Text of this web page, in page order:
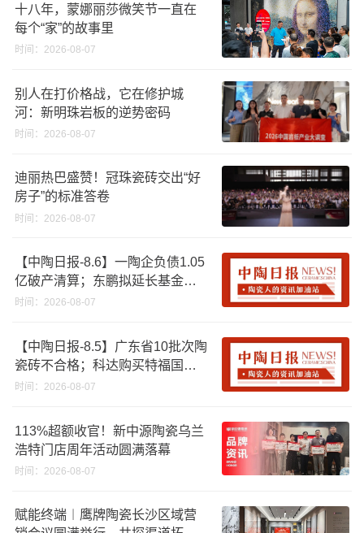
十八年，蒙娜丽莎微笑节一直在
每个“家”的故事里
时间：2026-08-07
别人在打价格战，它在修护城
河：新明珠岩板的逆势密码
时间：2026-08-07
迪丽热巴盛赞！冠珠瓷砖交出“好
房子”的标准答卷
时间：2026-08-07
【中陶日报-8.6】一陶企负债1.05
亿破产清算；东鹏拟延长基金投
资期限；工信部开展建陶行业能
时间：2026-08-07
【中陶日报-8.5】广东省10批次陶
瓷砖不合格；科达购买特福国际
股份申请未通过；蒙娜丽莎5千万
破18亿元
时间：2026-08-07
113%超额收官！新中源陶瓷乌兰
浩特门店周年活动圆满落幕
时间：2026-08-07
赋能终端︱鹰牌陶瓷长沙区域营